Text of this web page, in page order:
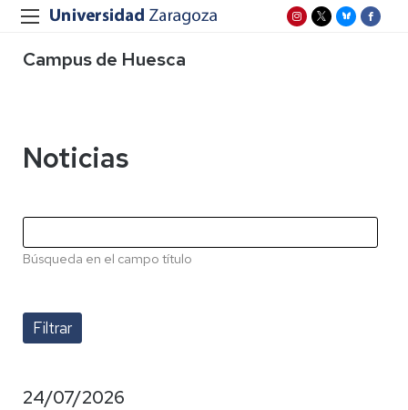
Campus de Huesca
Noticias
Búsqueda en el campo título
24/07/2026